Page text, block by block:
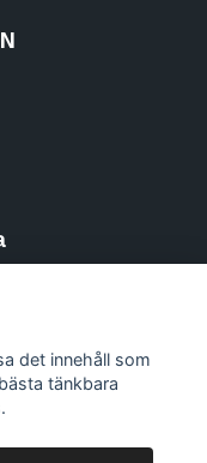
på vårt
det innehåll som
tänkbara